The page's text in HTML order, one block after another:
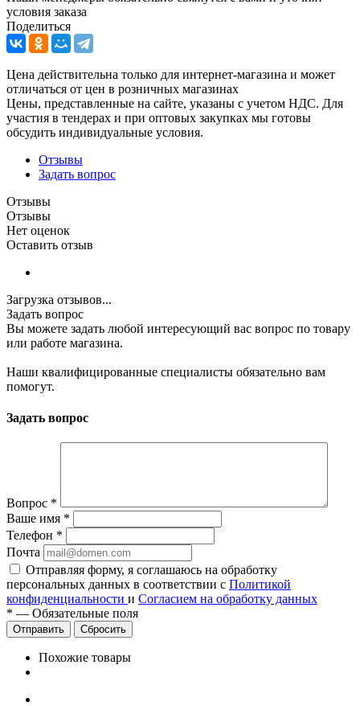
условия заказа
Поделиться
Цена действительна только для интернет-магазина и может
отличаться от цен в розничных магазинах
Цены, представленные на сайте, указаны с учетом НДС. Для
участия в тендерах и при оптовых закупках мы готовы
обсудить индивидуальные условия.
Отзывы
Задать вопрос
Отзывы
Отзывы
Нет оценок
Оставить отзыв
Загрузка отзывов...
Задать вопрос
Вы можете задать любой интересующий вас вопрос по товару
или работе магазина.
Наши квалифицированные специалисты обязательно вам
помогут.
Задать вопрос
Вопрос *
Ваше имя *
Телефон *
Почта
Отправляя форму, я соглашаюсь на обработку
персональных данных в соответствии с Политикой
конфиденциальности и Согласием на обработку данных
* — Обязательные поля
Сбросить
Похожие товары